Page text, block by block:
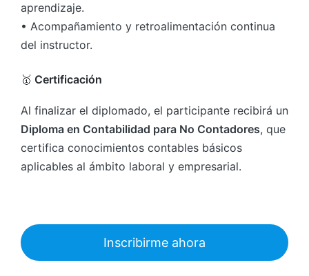
aprendizaje.
• Acompañamiento y retroalimentación continua
del instructor.
🥇 Certificación
Al finalizar el diplomado, el participante recibirá un
Diploma en Contabilidad para No Contadores, que
certifica conocimientos contables básicos
aplicables al ámbito laboral y empresarial.
Inscribirme ahora